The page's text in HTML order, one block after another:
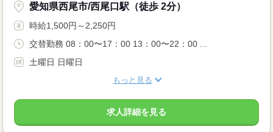
愛知県西尾市/西尾口駅（徒歩 2分）
時給1,500円～2,250円
交替勤務 08：00〜17：00 13：00〜22：00 ...
土曜日 日曜日
もっと見る
求人詳細を見る